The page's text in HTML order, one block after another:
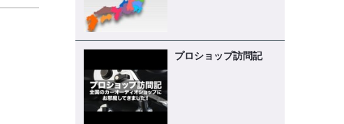
プロショップ訪問記